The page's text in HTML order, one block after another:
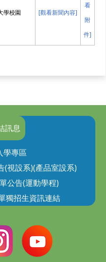
學校園 [觀看新聞內容]
看
附
件]
訊息
學專區
(視設系)(產品室設系)
公告(運動學程)
獨招生資訊連結